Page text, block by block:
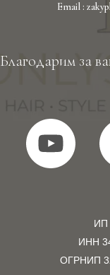
Email :
Благодарим за
ИП
ИНН
ОГРНИП